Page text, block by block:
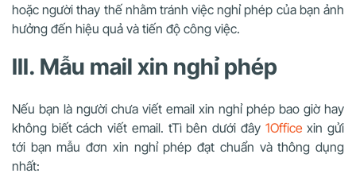
hoặc người thay thế nhằm tránh việc nghỉ phép của bạn ảnh
hưởng đến hiệu quả và tiến độ công việc.
III. Mẫu mail xin nghỉ phép
Nếu bạn là người chưa viết email xin nghỉ phép bao giờ hay
không biết cách viết email. tTì bên dưới đây 1Officexin gửi
tới bạn mẫu đơn xin nghỉ phép đạt chuẩn và thông dụng
nhất: